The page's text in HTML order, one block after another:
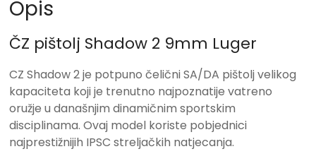
Opis
ČZ pištolj Shadow 2 9mm Luger
CZ Shadow 2 je potpuno čelični SA/DA pištolj velikog
kapaciteta koji je trenutno najpoznatije vatreno
oružje u današnjim dinamičnim sportskim
disciplinama. Ovaj model koriste pobjednici
najprestižnijih IPSC streljačkih natjecanja.